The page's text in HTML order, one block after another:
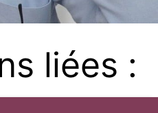
liées :